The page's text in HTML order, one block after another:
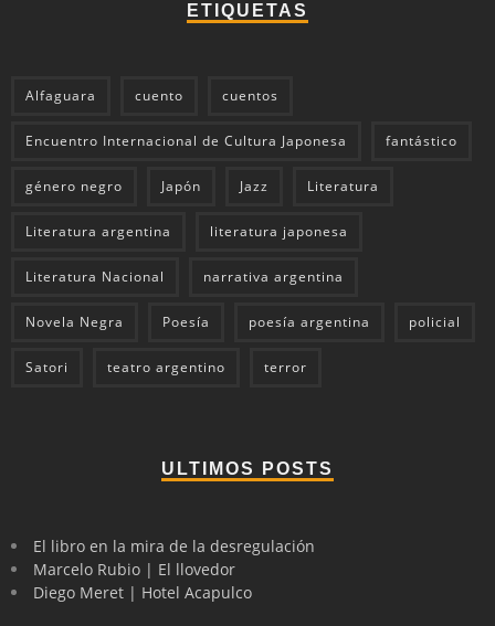
ETIQUETAS
Alfaguara cuento cuentos
Encuentro Internacional de Cultura Japonesa fantástico
género negro Japón Jazz Literatura
Literatura argentina literatura japonesa
Literatura Nacional narrativa argentina
Novela Negra Poesía poesía argentina policial
Satori teatro argentino terror
ULTIMOS POSTS
El libro en la mira de la desregulación
Marcelo Rubio | El llovedor
Diego Meret | Hotel Acapulco